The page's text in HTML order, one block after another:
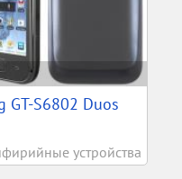
GT-S6802 Duos
устройства